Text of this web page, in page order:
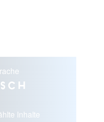
Inhalte